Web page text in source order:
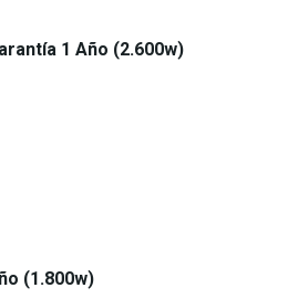
1 Año (2.600w)
(1.800w)